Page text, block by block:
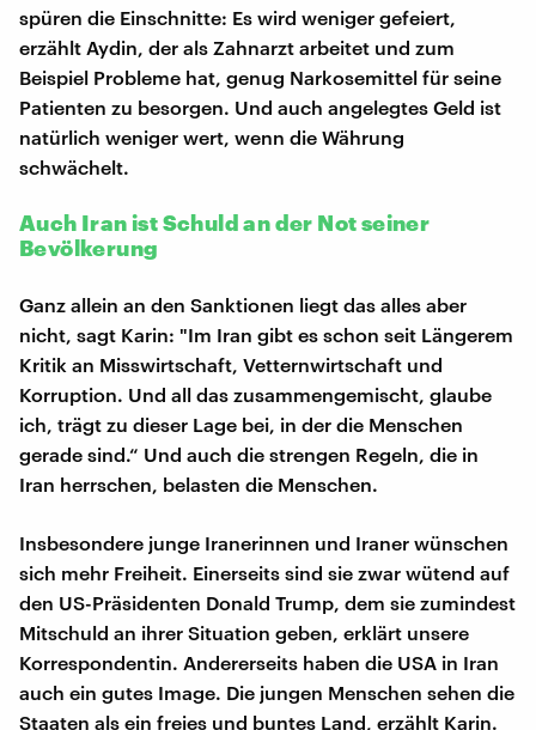
spüren die Einschnitte: Es wird weniger gefeiert,
erzählt Aydin, der als Zahnarzt arbeitet und zum
Beispiel Probleme hat, genug Narkosemittel für seine
Patienten zu besorgen. Und auch angelegtes Geld ist
natürlich weniger wert, wenn die Währung
schwächelt.
Auch Iran ist Schuld an der Not seiner
Bevölkerung
Ganz allein an den Sanktionen liegt das alles aber
nicht, sagt Karin: "Im Iran gibt es schon seit Längerem
Kritik an Misswirtschaft, Vetternwirtschaft und
Korruption. Und all das zusammengemischt, glaube
ich, trägt zu dieser Lage bei, in der die Menschen
gerade sind.“ Und auch die strengen Regeln, die in
Iran herrschen, belasten die Menschen.
Insbesondere junge Iranerinnen und Iraner wünschen
sich mehr Freiheit. Einerseits sind sie zwar wütend auf
den US-Präsidenten Donald Trump, dem sie zumindest
Mitschuld an ihrer Situation geben, erklärt unsere
Korrespondentin. Andererseits haben die USA in Iran
auch ein gutes Image. Die jungen Menschen sehen die
Staaten als ein freies und buntes Land, erzählt Karin.